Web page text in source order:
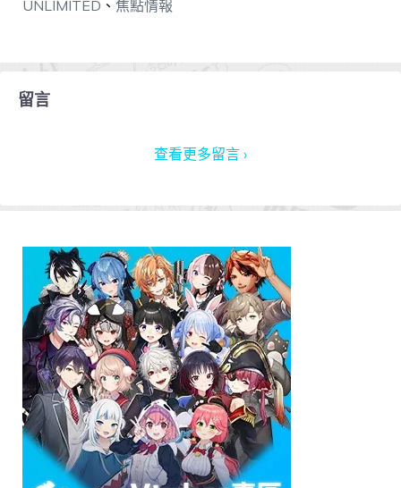
UNLIMITED 、 焦點情報
留言
查看更多留言 ›